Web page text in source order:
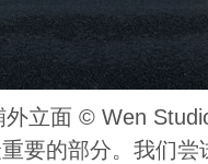
外立面 ©️ Wen
要的部分。我们